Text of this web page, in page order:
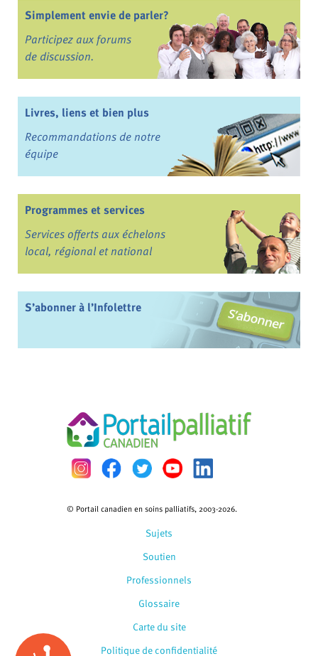
Simplement envie de parler?
Participez aux forums
de discussion.
Livres, liens et bien plus
Recommandations de notre
équipe
Programmes et services
Services offerts aux échelons
local, régional et national
S’abonner à l’Infolettre
Sujets
Soutien
Professionnels
Glossaire
© Portail canadien en soins palliatifs, 2003-2026.
Carte du site
Politique de confidentialité